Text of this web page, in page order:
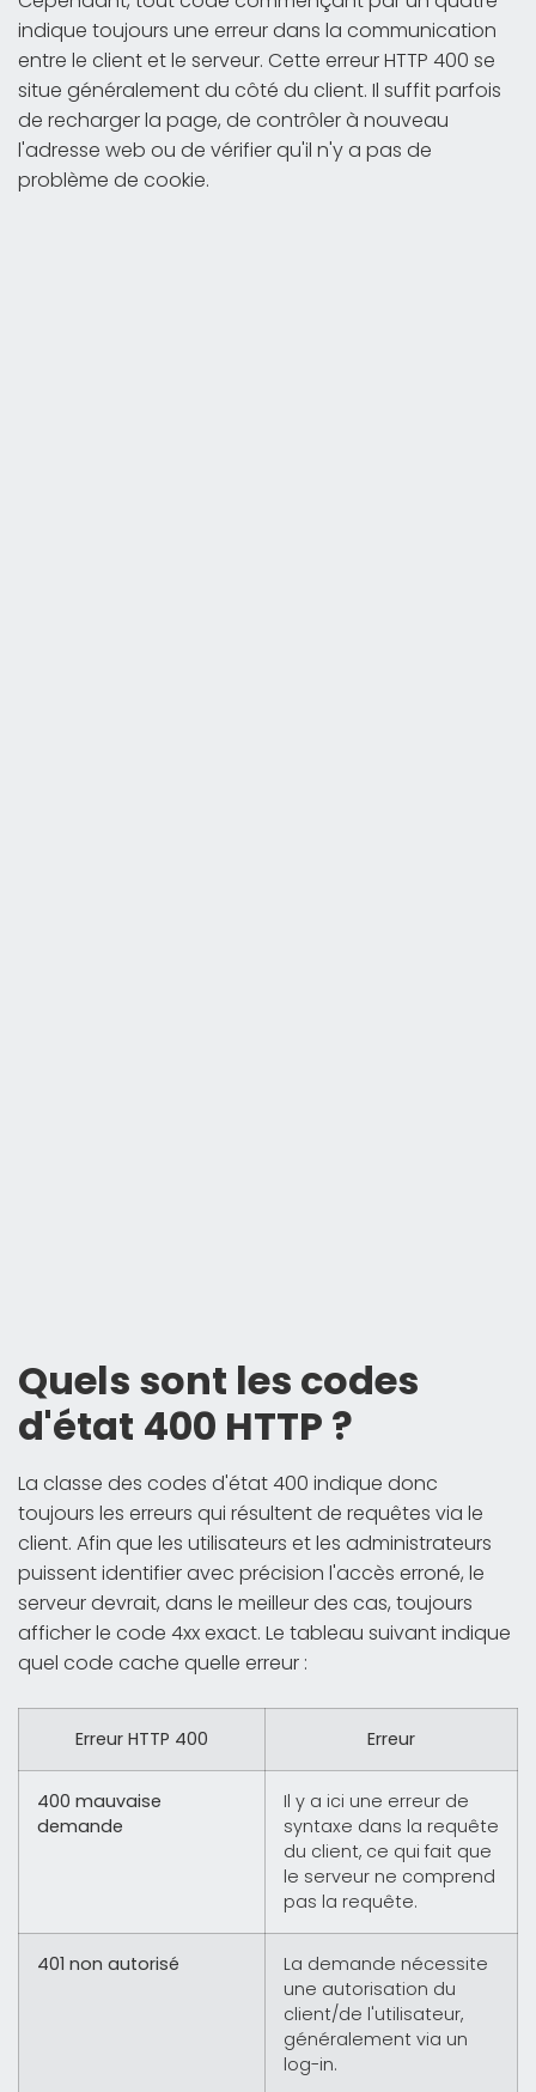
indique toujours une erreur dans la communication
entre le client et le serveur. Cette erreur HTTP 400 se
situe généralement du côté du client. Il suffit parfois
de recharger la page, de contrôler à nouveau
l'adresse web ou de vérifier qu'il n'y a pas de
problème de cookie.
Quels sont les codes
d'état 400 HTTP ?
La classe des codes d'état 400 indique donc
toujours les erreurs qui résultent de requêtes via le
client. Afin que les utilisateurs et les administrateurs
puissent identifier avec précision l'accès erroné, le
serveur devrait, dans le meilleur des cas, toujours
afficher le code 4xx exact. Le tableau suivant indique
quel code cache quelle erreur :
Erreur HTTP 400 Erreur
400 mauvaise
demande
Il y a ici une erreur de
syntaxe dans la requête
du client, ce qui fait que
le serveur ne comprend
pas la requête.
401 non autorisé
La demande nécessite
une autorisation du
client/de l'utilisateur,
généralement via un
log-in.